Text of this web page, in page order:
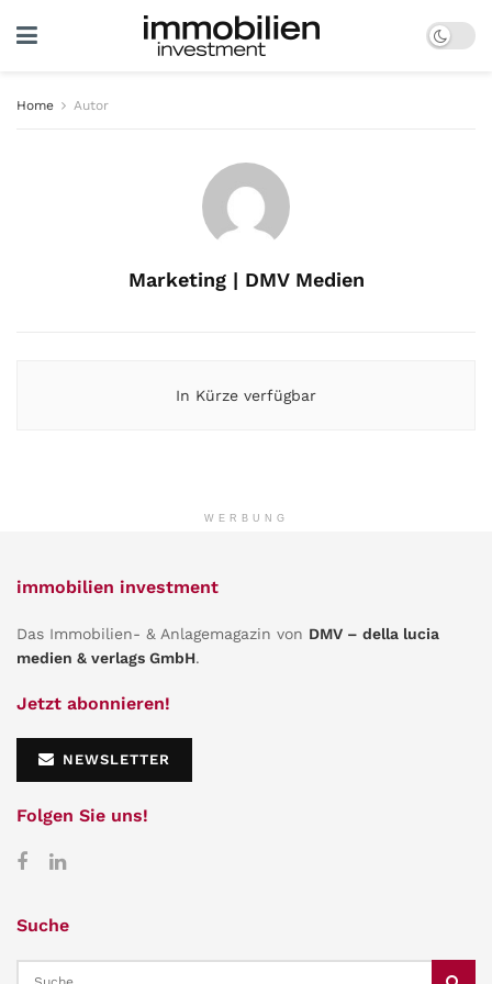
Home Autor
Marketing | DMV Medien
In Kürze verfügbar
WERBUNG
immobilien investment
Das Immobilien- & Anlagemagazin von DMV – della lucia
medien & verlags GmbH.
Jetzt abonnieren!
NEWSLETTER
Folgen Sie uns!
Suche